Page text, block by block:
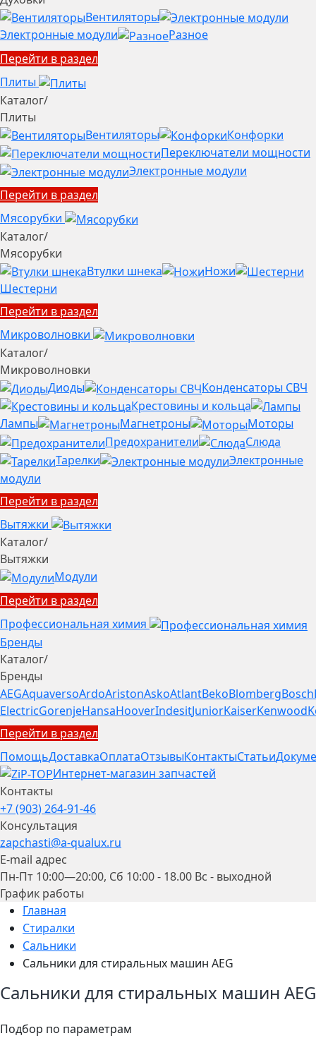
Вентиляторы
Электронные модули
Разное
Перейти в раздел
Плиты
Каталог/
Плиты
Вентиляторы
Конфорки
Переключатели мощности
Электронные модули
Перейти в раздел
Мясорубки
Каталог/
Мясорубки
Втулки шнека
Ножи
Шестерни
Перейти в раздел
Микроволновки
Каталог/
Микроволновки
Диоды
Конденсаторы СВЧ
Крестовины и кольца
Лампы
Магнетроны
Моторы
Предохранители
Слюда
Тарелки
Электронные
модули
Перейти в раздел
Вытяжки
Каталог/
Вытяжки
Модули
Перейти в раздел
Профессиональная химия
Бренды
Каталог/
Бренды
AEGAquaversoArdoAristonAskoAtlantBekoBlombergBosch
ElectricGorenjeHansaHooverIndesitJuniorKaiserKenwood
Перейти в раздел
ПомощьДоставкаОплатаОтзывыКонтактыСтатьи
Интернет-магазин запчастей
Контакты
+7 (903) 264-91-46
Консультация
zapchasti@a-qualux.ru
E-mail адрес
Пн-Пт 10:00—20:00, Сб 10:00 - 18.00 Вс - выходной
График работы
Главная
Стиралки
Сальники
Сальники для стиральных машин AEG
Сальники для стиральных машин AEG
Подбор по параметрам